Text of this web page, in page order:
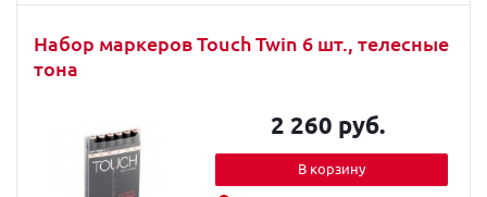
Набор маркеров Touch Twin 6 шт., телесные
тона
2 260 руб.
В корзину